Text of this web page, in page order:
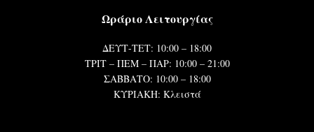
Ωράριο Λειτουργίας
ΔΕΥΤ-ΤΕΤ: 10:00 – 18:00
ΤΡΙΤ – ΠΕΜ – ΠΑΡ: 10:00 – 21:00
ΣΑΒΒΑΤΟ: 10:00 – 18:00
ΚΥΡΙΑΚΗ: Κλειστά